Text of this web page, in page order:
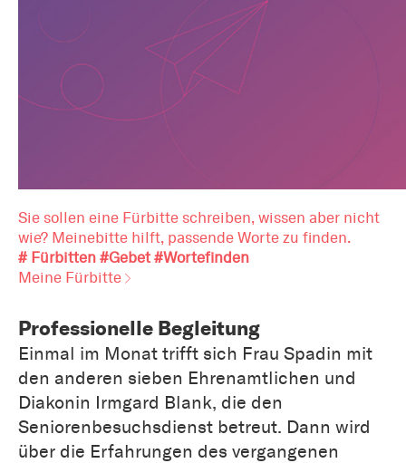
Sie sollen eine Fürbitte schreiben, wissen aber nicht
wie? Meinebitte hilft, passende Worte zu finden.
# Fürbitten #Gebet #Wortefinden
Meine Fürbitte
Professionelle Begleitung
Einmal im Monat trifft sich Frau Spadin mit
den anderen sieben Ehrenamtlichen und
Diakonin Irmgard Blank, die den
Seniorenbesuchsdienst betreut. Dann wird
über die Erfahrungen des vergangenen